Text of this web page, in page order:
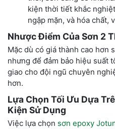
kiện thời tiết khắc
ngập mặn, và hóa chất,
Nhược Điểm Của Sơn 2
Mặc dù có giá thành cao hơn
nhưng để đảm bảo hiệu suất
giao cho đội ngũ chuyên
hơn.
Lựa Chọn Tối Ưu Dựa
Kiện Sử Dụng
Việc lựa chọn sơn epoxy